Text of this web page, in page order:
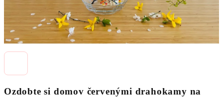
Ozdobte si domov červenými drahokamy na